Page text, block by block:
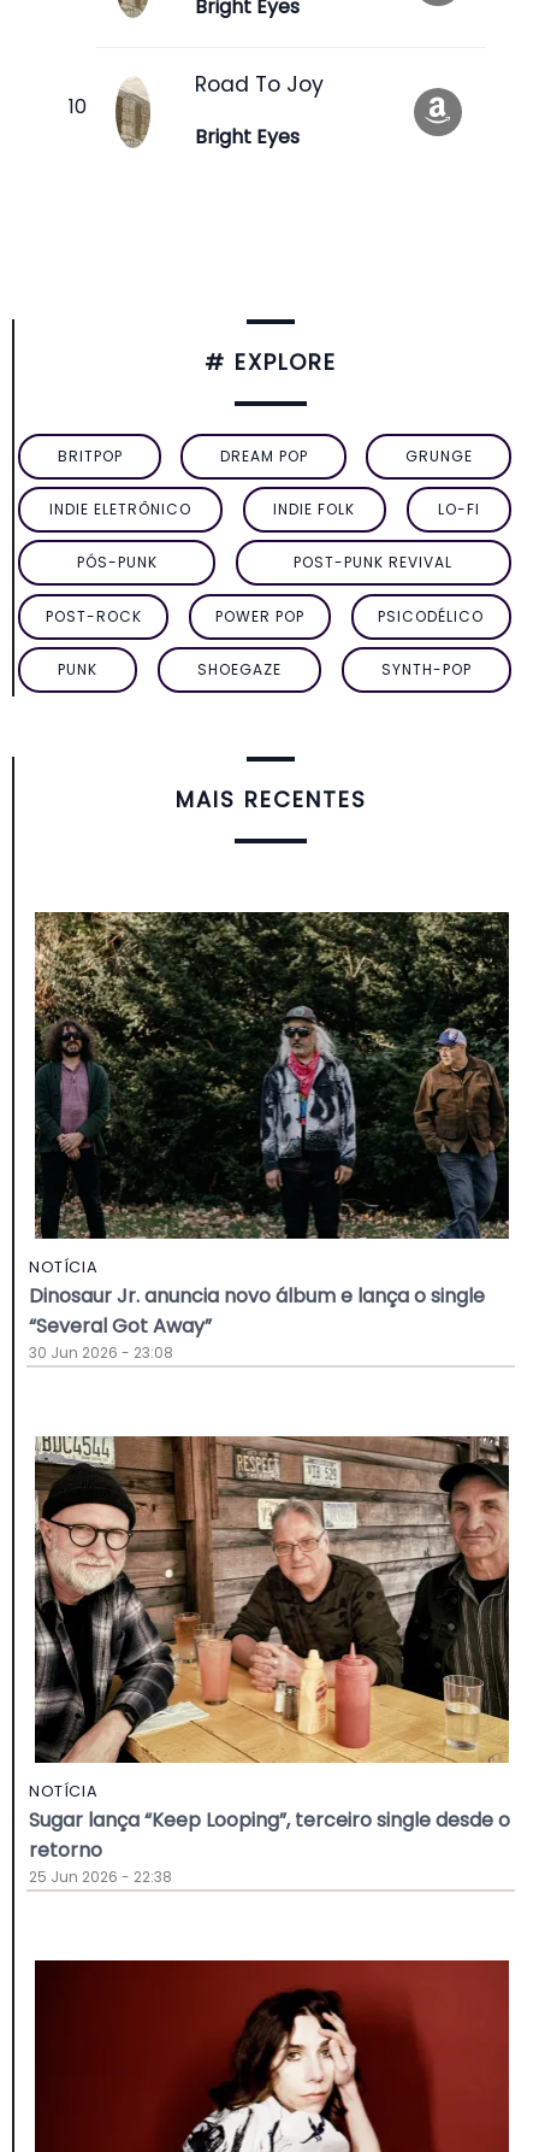
Bright Eyes
Road To Joy
Bright Eyes
# EXPLORE
BRITPOP DREAM POP GRUNGE
INDIE ELETRÔNICO INDIE FOLK LO-FI
PÓS-PUNK POST-PUNK REVIVAL
POST-ROCK POWER POP PSICODÉLICO
PUNK SHOEGAZE SYNTH-POP
MAIS RECENTES
NOTÍCIA
Dinosaur Jr. anuncia novo álbum e lança o single
“Several Got Away”
30 Jun 2026 - 23:08
NOTÍCIA
Sugar lança “Keep Looping”, terceiro single desde o
retorno
25 Jun 2026 - 22:38